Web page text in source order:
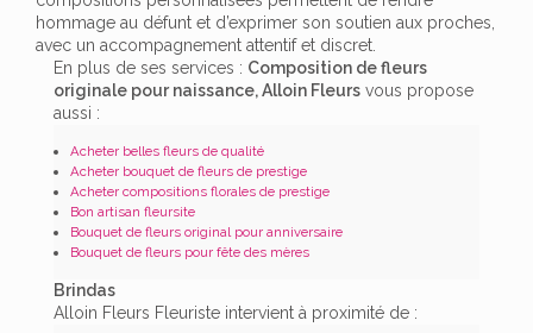
hommage au défunt et d’exprimer son soutien aux proches,
avec un accompagnement attentif et discret.
En plus de ses services : Composition de fleurs
originale pour naissance, Alloin Fleurs vous propose
aussi :
Acheter belles fleurs de qualité
Acheter bouquet de fleurs de prestige
Acheter compositions florales de prestige
Bon artisan fleursite
Bouquet de fleurs original pour anniversaire
Bouquet de fleurs pour fête des mères
Brindas
Alloin Fleurs Fleuriste intervient à proximité de :